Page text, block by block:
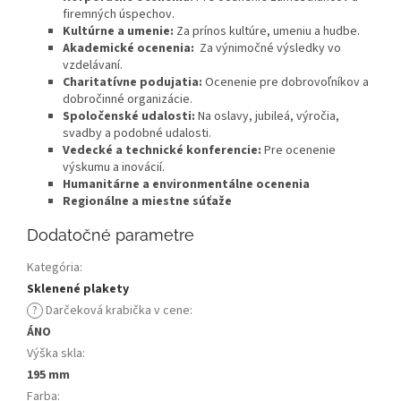
firemných úspechov.
Kultúrne a umenie: Za prínos kultúre, umeniu a hudbe.
Akademické ocenenia: Za výnimočné výsledky vo
vzdelávaní.
Charitatívne podujatia: Ocenenie pre dobrovoľníkov a
dobročinné organizácie.
Spoločenské udalosti: Na oslavy, jubileá, výročia,
svadby a podobné udalosti.
Vedecké a technické konferencie: Pre ocenenie
výskumu a inovácií.
Humanitárne a environmentálne ocenenia
Regionálne a miestne súťaže
Dodatočné parametre
Kategória:
Sklenené plakety
? Darčeková krabička v cene:
ÁNO
Výška skla:
195 mm
Farba: